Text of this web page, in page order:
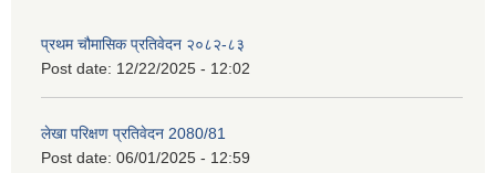
प्रथम चौमासिक प्रतिवेदन २०८२-८३
Post date: 12/22/2025 - 12:02
लेखा परिक्षण प्रतिवेदन 2080/81
Post date: 06/01/2025 - 12:59